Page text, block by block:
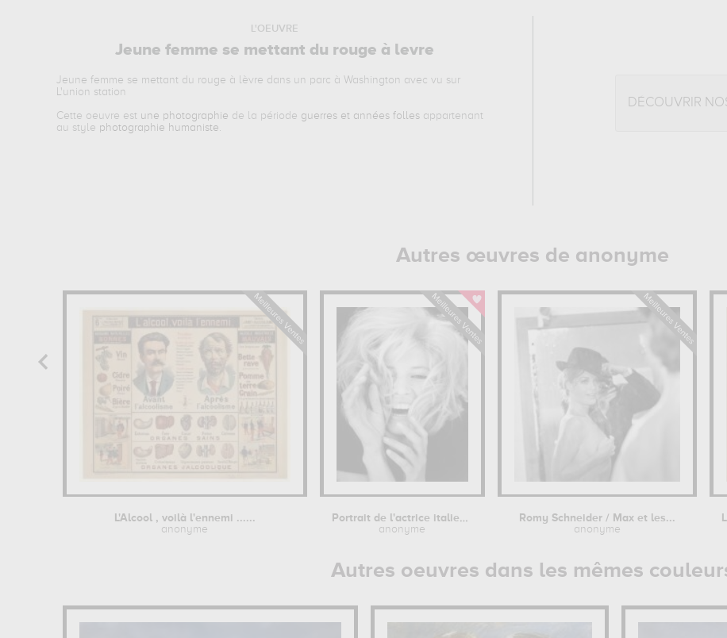
L'OEUVRE
Jeune femme se mettant du rouge à levre
Jeune femme se mettant du rouge à lèvre dans un parc à Washington avec vu sur
L'union station
Cette oeuvre est une photographie de la période guerres et années folles appartenant
au style photographie humaniste.
DÉCOUVRIR
Autres œuvres de anonyme
L'Alcool , voilà l'ennemi ......
anonyme
Portrait de l'actrice italienne...
anonyme
Romy Schneider / Max et les...
anonyme
Autres oeuvres dans les mêmes